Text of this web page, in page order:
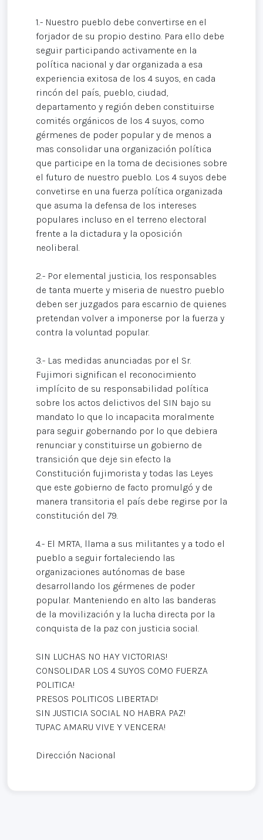
1.- Nuestro pueblo debe convertirse en el
forjador de su propio destino. Para ello debe
seguir participando activamente en la
política nacional y dar organizada a esa
experiencia exitosa de los 4 suyos, en cada
rincón del país, pueblo, ciudad,
departamento y región deben constituirse
comités orgánicos de los 4 suyos, como
gérmenes de poder popular y de menos a
mas consolidar una organización política
que participe en la toma de decisiones sobre
el futuro de nuestro pueblo. Los 4 suyos debe
convetirse en una fuerza política organizada
que asuma la defensa de los intereses
populares incluso en el terreno electoral
frente a la dictadura y la oposición
neoliberal.
2.- Por elemental justicia, los responsables
de tanta muerte y miseria de nuestro pueblo
deben ser juzgados para escarnio de quienes
pretendan volver a imponerse por la fuerza y
contra la voluntad popular.
3.- Las medidas anunciadas por el Sr.
Fujimori significan el reconocimiento
implícito de su responsabilidad política
sobre los actos delictivos del SIN bajo su
mandato lo que lo incapacita moralmente
para seguir gobernando por lo que debiera
renunciar y constituirse un gobierno de
transición que deje sin efecto la
Constitución fujimorista y todas las Leyes
que este gobierno de facto promulgó y de
manera transitoria el país debe regirse por la
constitución del 79.
4.- El MRTA, llama a sus militantes y a todo el
pueblo a seguir fortaleciendo las
organizaciones autónomas de base
desarrollando los gérmenes de poder
popular. Manteniendo en alto las banderas
de la movilización y la lucha directa por la
conquista de la paz con justicia social.
SIN LUCHAS NO HAY VICTORIAS!
CONSOLIDAR LOS 4 SUYOS COMO FUERZA
POLITICA!
PRESOS POLITICOS LIBERTAD!
SIN JUSTICIA SOCIAL NO HABRA PAZ!
TUPAC AMARU VIVE Y VENCERA!
Dirección Nacional